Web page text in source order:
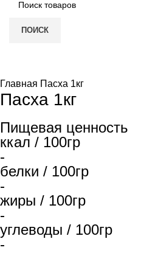
ПОИСК
Главная Пасха 1кг
Пасха 1кг
Пищевая ценность
ккал / 100гр
-
белки / 100гр
-
жиры / 100гр
-
углеводы / 100гр
-